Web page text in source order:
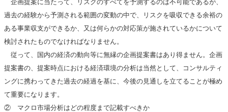
企画提案に当たって、リスクのすべてを予測するのは不可能であるが、
過去の経験から予測される範囲の変動の中で、リスクを吸収できる余裕の
ある事業収支ができるか、又は何らかの対応策が施されているかについて
検討されたものでなければなりません。
従って、国内の経済の動向等に無縁の企画提案書はあり得ません。企画
提案書の、提案時点における経済環境の分析は当然として、コンサルティ
ングに携わってきた過去の経過を基に、今後の見通しを立てることが極め
て重要になります。
② マクロ市場分析はどの程度まで記載すべきか